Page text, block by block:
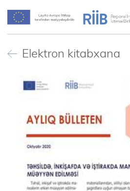
Elektron kitabxana